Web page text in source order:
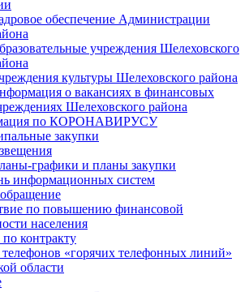
обеспечение Администрации
учреждения Шелеховского
культуры Шелеховского района
о вакансиях в финансовых
Шелеховского района
по КОРОНАВИРУСУ
закупки
графики и планы закупки
информационных систем
по повышению финансовой
населения
контракту
«горячих телефонных линий»
области